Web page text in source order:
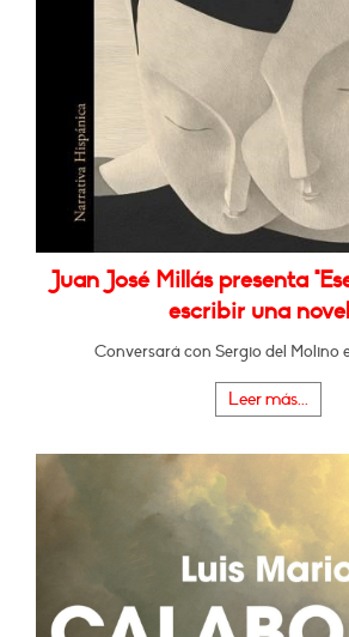
Juan José Millás presenta
escribir una
Conversará con Sergio del Molino
Leer más...